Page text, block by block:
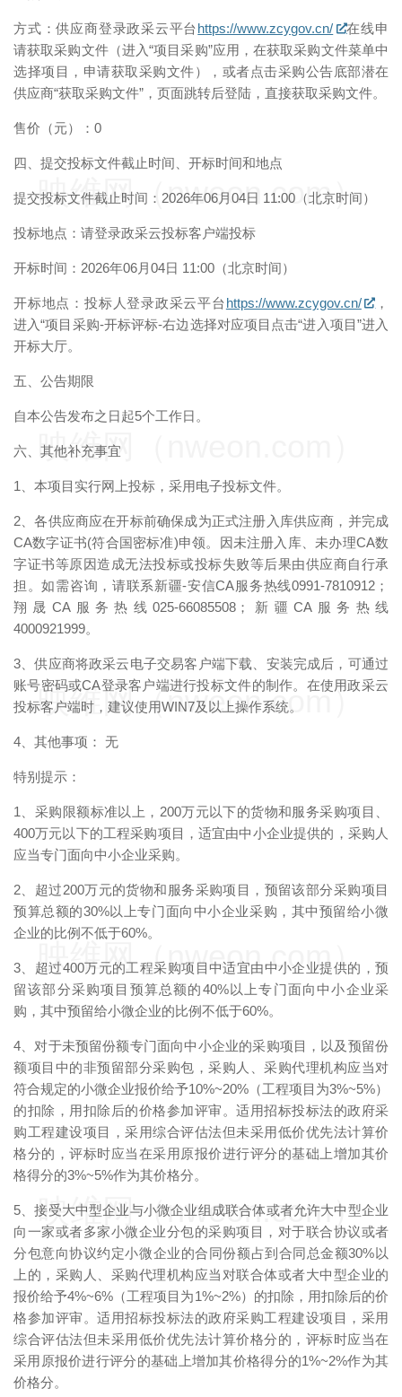
方式：供应商登录政采云平台https://www.zcygov.cn/
在线申
请获取采购文件（进入“项目采购”应用，在获取采购文件菜单中
选择项目，申请获取采购文件），或者点击采购公告底部潜在
供应商“获取采购文件”，页面跳转后登陆，直接获取采购文件。
售价（元）：0
四、提交投标文件截止时间、开标时间和地点
提交投标文件截止时间：2026年06月04日 11:00（北京时间）
投标地点：请登录政采云投标客户端投标
开标时间：2026年06月04日 11:00（北京时间）
开标地点：投标人登录政采云平台https://www.zcygov.cn/
，
进入“项目采购-开标评标-右边选择对应项目点击“进入项目”进入
开标大厅。
五、公告期限
自本公告发布之日起5个工作日。
六、其他补充事宜
1、本项目实行网上投标，采用电子投标文件。
2、各供应商应在开标前确保成为正式注册入库供应商，并完成
CA数字证书(符合国密标准)申领。因未注册入库、未办理CA数
字证书等原因造成无法投标或投标失败等后果由供应商自行承
担。如需咨询，请联系新疆-安信CA服务热线0991-7810912；
翔晟CA服务热线025-66085508；新疆CA服务热线
4000921999。
3、供应商将政采云电子交易客户端下载、安装完成后，可通过
账号密码或CA登录客户端进行投标文件的制作。在使用政采云
投标客户端时，建议使用WIN7及以上操作系统。
4、其他事项： 无
特别提示：
1、采购限额标准以上，200万元以下的货物和服务采购项目、
400万元以下的工程采购项目，适宜由中小企业提供的，采购人
应当专门面向中小企业采购。
2、超过200万元的货物和服务采购项目，预留该部分采购项目
预算总额的30%以上专门面向中小企业采购，其中预留给小微
企业的比例不低于60%。
3、超过400万元的工程采购项目中适宜由中小企业提供的，预
留该部分采购项目预算总额的40%以上专门面向中小企业采
购，其中预留给小微企业的比例不低于60%。
4、对于未预留份额专门面向中小企业的采购项目，以及预留份
额项目中的非预留部分采购包，采购人、采购代理机构应当对
符合规定的小微企业报价给予10%~20%（工程项目为3%~5%）
的扣除，用扣除后的价格参加评审。适用招标投标法的政府采
购工程建设项目，采用综合评估法但未采用低价优先法计算价
格分的，评标时应当在采用原报价进行评分的基础上增加其价
格得分的3%~5%作为其价格分。
5、接受大中型企业与小微企业组成联合体或者允许大中型企业
向一家或者多家小微企业分包的采购项目，对于联合协议或者
分包意向协议约定小微企业的合同份额占到合同总金额30%以
上的，采购人、采购代理机构应当对联合体或者大中型企业的
报价给予4%~6%（工程项目为1%~2%）的扣除，用扣除后的价
格参加评审。适用招标投标法的政府采购工程建设项目，采用
综合评估法但未采用低价优先法计算价格分的，评标时应当在
采用原报价进行评分的基础上增加其价格得分的1%~2%作为其
价格分。
映维网（nweon.com）
映维网（nweon.com）
映维网（nweon.com）
映维网（nweon.com）
映维网（nweon.com）